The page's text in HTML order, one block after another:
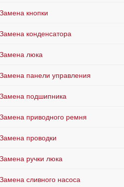
Замена кнопки
Замена конденсатора
Замена люка
Замена панели управления
Замена подшипника
Замена приводного ремня
Замена проводки
Замена ручки люка
Замена сливного насоса